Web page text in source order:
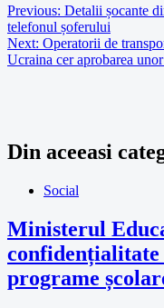
Previous: Detalii șocante
telefonul șoferului
Next: Operatorii de
Ucraina cer aprobarea
Din aceeasi
Social
Ministerul
programe